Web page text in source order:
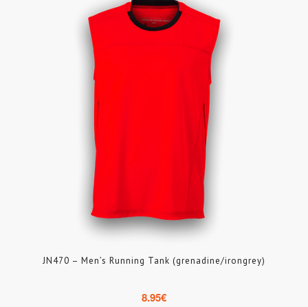
JN470 – Men’s Running Tank (grenadine/irongrey)
8.95€